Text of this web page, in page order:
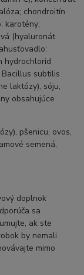
chondroitín
karotény;
(hyaluronát
hydrochlorid
Bacillus subtilis
laktózy), sóju,
obsahujúce
pšenicu, ovos,
semená,
doplnok
sa
ak ste
by nemali
mimo